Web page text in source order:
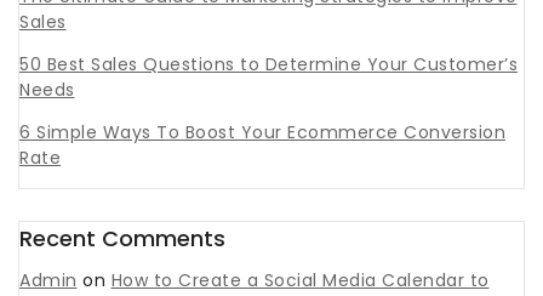
Sales
50 Best Sales Questions to Determine Your Customer’s
Needs
6 Simple Ways To Boost Your Ecommerce Conversion
Rate
Recent Comments
Admin on How to Create a Social Media Calendar to